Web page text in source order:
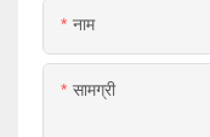
नाम
सामग्री